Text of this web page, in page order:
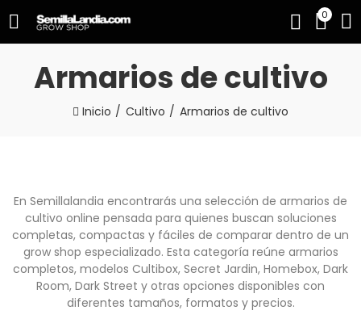
0
Armarios de cultivo
Inicio Cultivo Armarios de cultivo
En Semillalandia encontrarás una selección de armarios de
cultivo online pensada para quienes buscan soluciones
completas, compactas y fáciles de comparar dentro de un
grow shop especializado. Esta categoría reúne armarios
completos, modelos Cultibox, Secret Jardin, Homebox, Dark
Room, Dark Street y otras opciones disponibles con
diferentes tamaños, formatos y precios.